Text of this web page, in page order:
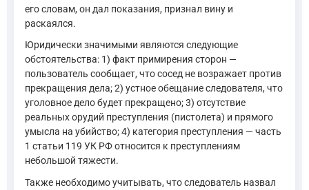
его словам, он дал показания, признал вину и
раскаялся.
Юридически значимыми являются следующие
обстоятельства: 1) факт примирения сторон —
пользователь сообщает, что сосед не возражает против
прекращения дела; 2) устное обещание следователя, что
уголовное дело будет прекращено; 3) отсутствие
реальных орудий преступления (пистолета) и прямого
умысла на убийство; 4) категория преступления — часть
1 статьи 119 УК РФ относится к преступлениям
небольшой тяжести.
Также необходимо учитывать, что следователь назвал